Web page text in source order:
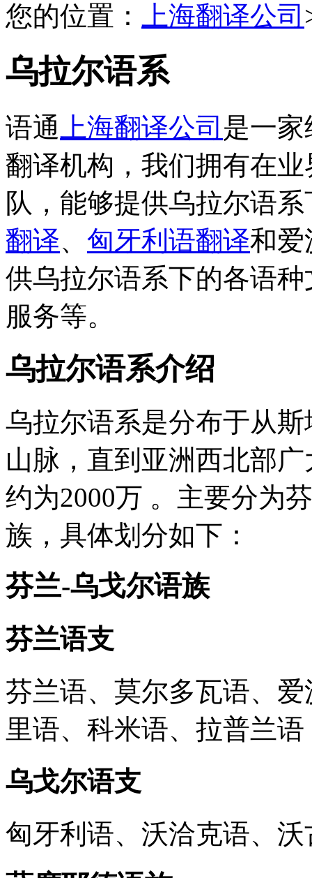
您的位置： 上海翻译公司
乌拉尔语系
语通 上海翻译公司 是一
翻译机构，我们拥有在
队，能够提供乌拉尔语
翻译、 匈牙利语翻译和爱
供乌拉尔语系下的各语种
服务等。
乌拉尔语系介绍
乌拉尔语系是分布于从
山脉，直到亚洲西北部
约为2000万 。主要分为
族，具体划分如下：
芬兰-乌戈尔语族
芬兰语支
芬兰语、莫尔多瓦语、
里语、科米语、拉普兰语
乌戈尔语支
匈牙利语、沃洽克语、沃